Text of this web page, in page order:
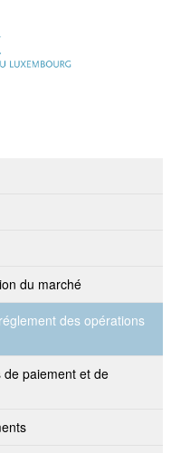
du marché
des opérations
paiement et de